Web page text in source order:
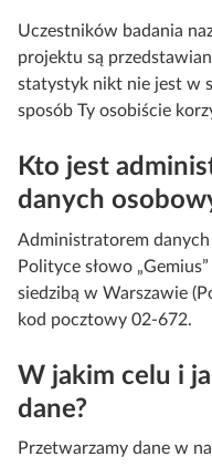
Uczestników badania
projektu są
statystyk nikt nie jest w
sposób Ty osobiście
Kto jest
danych
Administratorem
Polityce słowo
siedzibą w Warszawie
kod pocztowy 02-672.
W jakim celu i
dane?
Przetwarzamy dane w